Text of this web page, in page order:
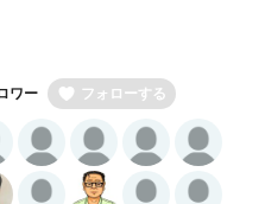
ワー フォローする